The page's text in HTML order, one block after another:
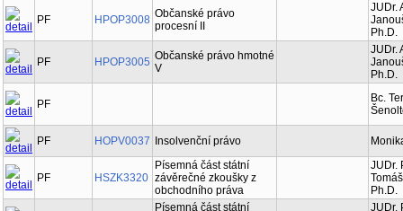
PF HPOP3008 Občanské právo
procesní II
JUDr.
Ph.D.
PF HPOP3005 Občanské právo hmotné
V
JUDr.
Ph.D.
PF
Bc.
PF HOPV0037 Insolvenční právo
PF HSZK3320
Písemná část státní
závěrečné zkoušky z
obchodního práva
JUDr.
Ph.D.
Písemná část státní
JUDr.